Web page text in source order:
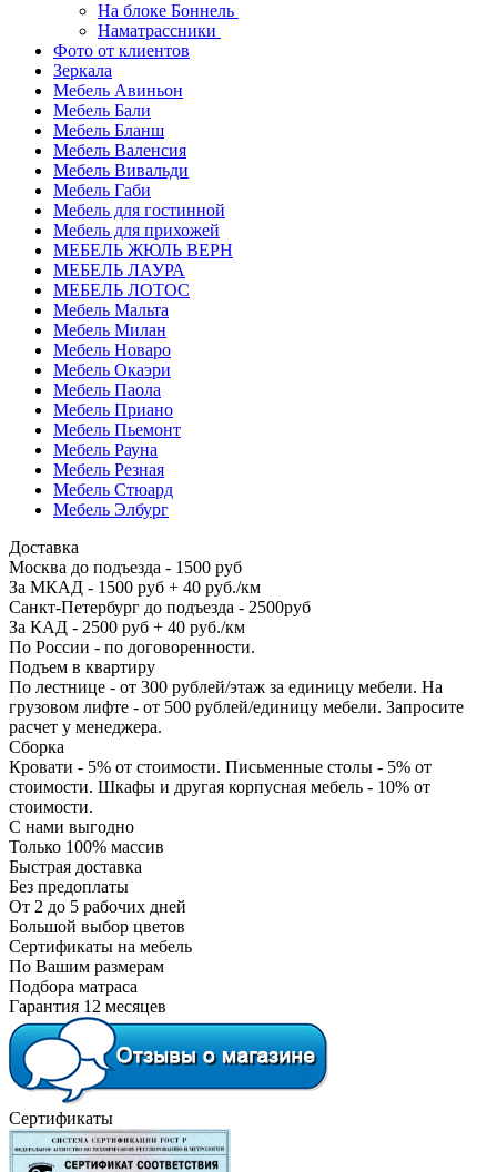
На блоке Боннель
Наматрассники
Фото от клиентов
Зеркала
Мебель Авиньон
Мебель Бали
Мебель Бланш
Мебель Валенсия
Мебель Вивальди
Мебель Габи
Мебель для гостинной
Мебель для прихожей
МЕБЕЛЬ ЖЮЛЬ ВЕРН
МЕБЕЛЬ ЛАУРА
МЕБЕЛЬ ЛОТОС
Мебель Мальта
Мебель Милан
Мебель Новаро
Мебель Окаэри
Мебель Паола
Мебель Приано
Мебель Пьемонт
Мебель Рауна
Мебель Резная
Мебель Стюард
Мебель Элбург
Доставка
Москва до подъезда - 1500 руб
За МКАД - 1500 руб + 40 руб./км
Санкт-Петербург до подъезда - 2500руб
За КАД - 2500 руб + 40 руб./км
По России - по договоренности.
Подъем в квартиру
По лестнице - от 300 рублей/этаж за единицу мебели. На
грузовом лифте - от 500 рублей/единицу мебели. Запросите
расчет у менеджера.
Сборка
Кровати - 5% от стоимости. Письменные столы - 5% от
стоимости. Шкафы и другая корпусная мебель - 10% от
стоимости.
С нами выгодно
Только 100% массив
Быстрая доставка
Без предоплаты
От 2 до 5 рабочих дней
Большой выбор цветов
Сертификаты на мебель
По Вашим размерам
Подбора матраса
Гарантия 12 месяцев
Сертификаты